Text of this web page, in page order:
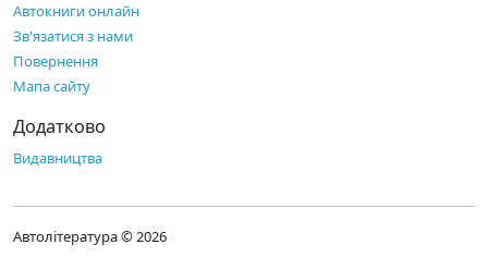
Автокниги онлайн
Зв'язатися з нами
Повернення
Мапа сайту
Додатково
Видавництва
Автолітература © 2026